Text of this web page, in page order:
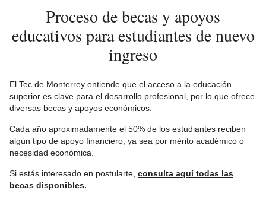
Proceso de becas y apoyos
educativos para estudiantes de nuevo
ingreso
El Tec de Monterrey entiende que el acceso a la educación
superior es clave para el desarrollo profesional, por lo que ofrece
diversas becas y apoyos económicos.
Cada año aproximadamente el 50% de los estudiantes reciben
algún tipo de apoyo financiero, ya sea por mérito académico o
necesidad económica.
Si estás interesado en postularte, consulta aquí todas las
becas disponibles.